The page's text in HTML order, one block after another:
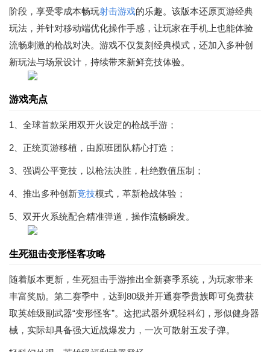
阶段，享受零成本畅玩射击游戏的乐趣。该版本还原页游经典
玩法，并针对移动端优化操作手感，让玩家在手机上也能体验
流畅刺激的枪战对决。游戏不仅复刻经典模式，还加入多种创
新玩法与场景设计，持续带来新鲜竞技体验。
游戏亮点
1、全球首款采用双开火设定的枪战手游；
2、正统页游移植，由原班团队精心打造；
3、强调公平竞技，以枪法决胜，杜绝数值压制；
4、推出多种创新竞技模式，革新枪战体验；
5、双开火系统配合精准弹道，操作流畅瞬发。
生死狙击变形怪客攻略
随着版本更新，生死狙击手游推出全新赛季系统，为玩家带来
丰富奖励。第二赛季中，达到80级并开通赛季贵族即可免费获
取英雄级副武器“变形怪客”。这把武器外观轻科幻，形似健身器
械，实际却具备强大近战爆发力，一次可散射五发子弹。